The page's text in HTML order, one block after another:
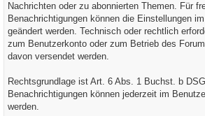
Nachrichten oder zu abonnierten Themen. Für
Benachrichtigungen können die Einstellungen
geändert werden. Technisch oder rechtlich
zum Benutzerkonto oder zum Betrieb des
davon versendet werden.
Rechtsgrundlage ist Art. 6 Abs. 1 Buchst. b
Benachrichtigungen können jederzeit im
werden.